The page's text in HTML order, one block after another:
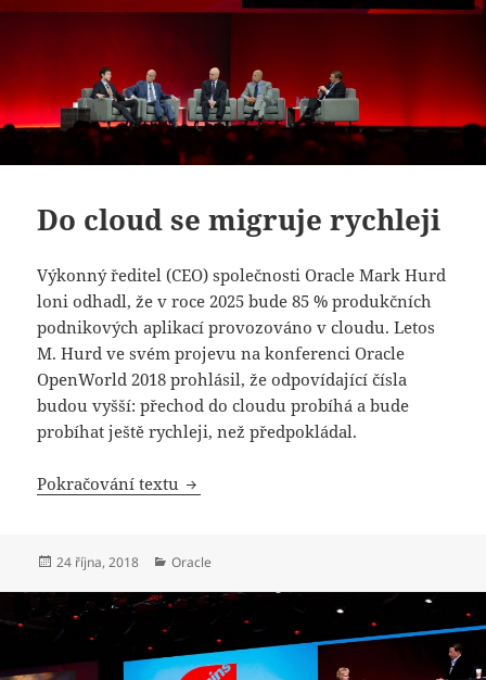
Do cloud se migruje rychleji
Výkonný ředitel (CEO) společnosti Oracle Mark Hurd
loni odhadl, že v roce 2025 bude 85 % produkčních
podnikových aplikací provozováno v cloudu. Letos
M. Hurd ve svém projevu na konferenci Oracle
OpenWorld 2018 prohlásil, že odpovídající čísla
budou vyšší: přechod do cloudu probíhá a bude
probíhat ještě rychleji, než předpokládal.
Pokračování textu Do cloud se migruje rychleji
Publikováno:
24 října, 2018 Rubriky:
Oracle